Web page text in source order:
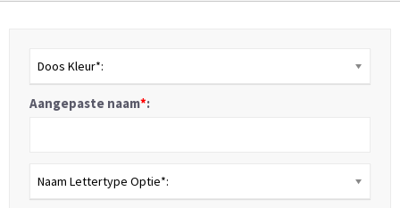
Doos Kleur*:
Aangepaste naam*:
Naam Lettertype Optie*: